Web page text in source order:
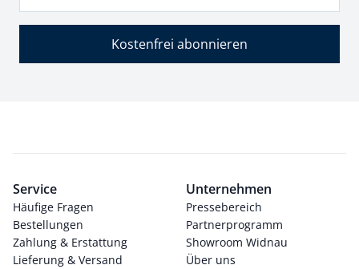
Kostenfrei abonnieren
Service
Häufige Fragen
Bestellungen
Zahlung & Erstattung
Lieferung & Versand
Unternehmen
Pressebereich
Partnerprogramm
Showroom Widnau
Über uns